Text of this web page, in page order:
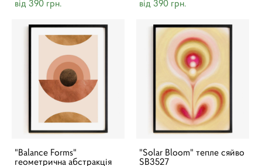
від 390 грн. від 390 грн.
"Balance Forms"
геометрична абстракція
"Solar Bloom" тепле сяйво
SB3527